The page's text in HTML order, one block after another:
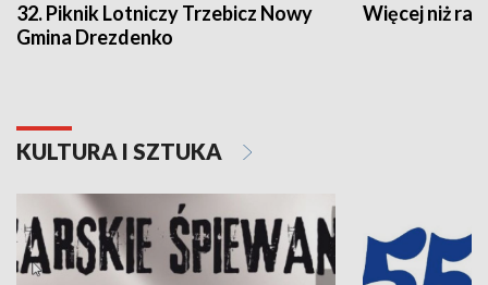
32. Piknik Lotniczy Trzebicz Nowy
Gmina Drezdenko
Więcej niż rajd
KULTURA I SZTUKA